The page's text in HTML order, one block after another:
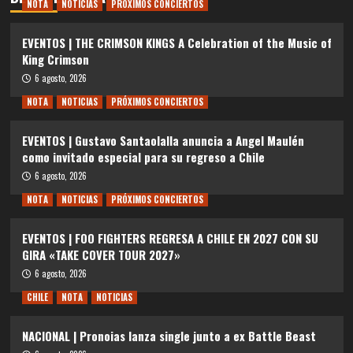
NOTA NOTICIAS PRÓXIMOS CONCIERTOS
EVENTOS | THE CRIMSON KINGS A Celebration of the Music of
King Crimson
6 agosto, 2026
NOTA
NOTICIAS PRÓXIMOS CONCIERTOS
EVENTOS | Gustavo Santaolalla anuncia a Angel Maulén
como invitado especial para su regreso a Chile
6 agosto, 2026
NOTA
NOTICIAS PRÓXIMOS CONCIERTOS
EVENTOS | FOO FIGHTERS REGRESA A CHILE EN 2027 CON SU
GIRA «TAKE COVER TOUR 2027»
6 agosto, 2026
CHILE
NOTA NOTICIAS
NACIONAL | Pronoias lanza single junto a ex Battle Beast